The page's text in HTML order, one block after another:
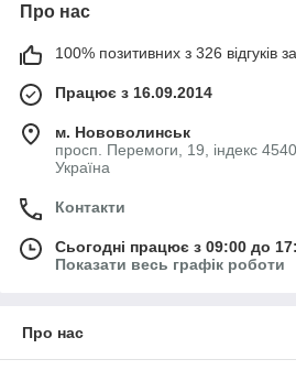
Про нас
100% позитивних з 326 відгуків
Працює з 16.09.2014
м. Нововолинськ
просп. Перемоги, 19, індекс
Україна
Контакти
Сьогодні працює з 09:00 до
Показати весь графік роботи
Про нас